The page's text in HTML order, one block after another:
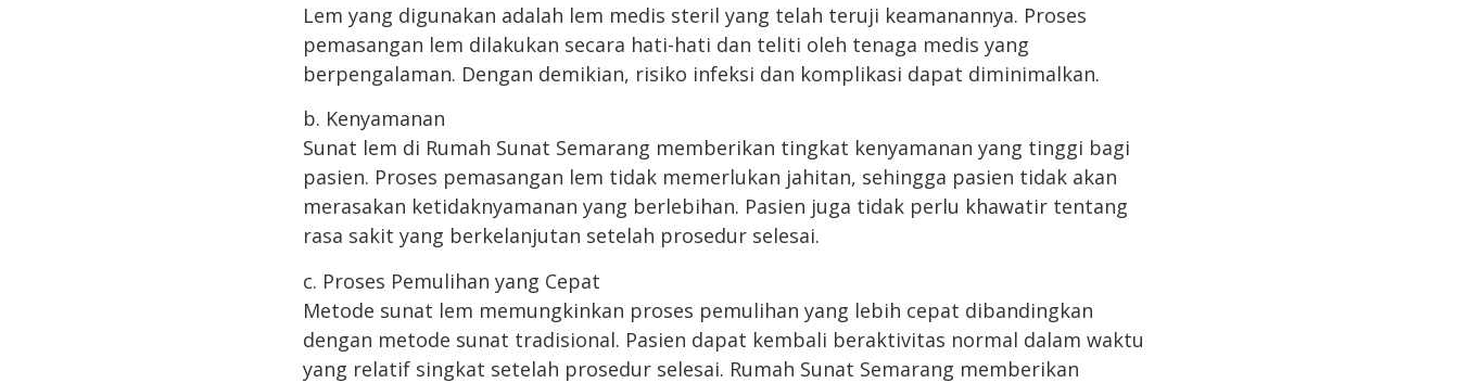
Lem yang digunakan adalah lem medis steril yang telah teruji keamanannya. Proses
pemasangan lem dilakukan secara hati-hati dan teliti oleh tenaga medis yang
berpengalaman. Dengan demikian, risiko infeksi dan komplikasi dapat diminimalkan.
b. Kenyamanan
Sunat lem di Rumah Sunat Semarang memberikan tingkat kenyamanan yang tinggi bagi
pasien. Proses pemasangan lem tidak memerlukan jahitan, sehingga pasien tidak akan
merasakan ketidaknyamanan yang berlebihan. Pasien juga tidak perlu khawatir tentang
rasa sakit yang berkelanjutan setelah prosedur selesai.
c. Proses Pemulihan yang Cepat
Metode sunat lem memungkinkan proses pemulihan yang lebih cepat dibandingkan
dengan metode sunat tradisional. Pasien dapat kembali beraktivitas normal dalam waktu
yang relatif singkat setelah prosedur selesai. Rumah Sunat Semarang memberikan